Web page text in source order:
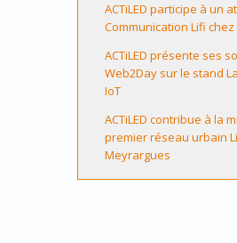
ACTiLED participe à un
Communication Lifi
ACTiLED présente ses
Web2Day sur le stand
IoT
ACTiLED contribue à la
premier réseau urbain
Meyrargues